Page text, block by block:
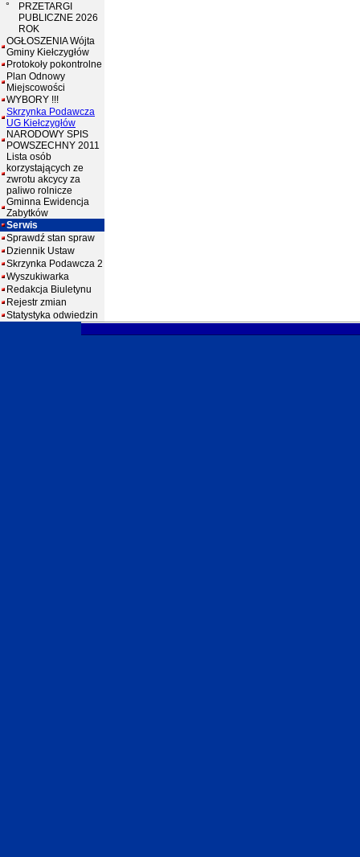
°
PRZETARGI
PUBLICZNE 2026
ROK
OGŁOSZENIA Wójta
Gminy Kiełczygłów
Protokoły pokontrolne
Plan Odnowy
Miejscowości
WYBORY !!!
Skrzynka Podawcza
UG Kiełczygłów
NARODOWY SPIS
POWSZECHNY 2011
Lista osób
korzystających ze
zwrotu akcycy za
paliwo rolnicze
Gminna Ewidencja
Zabytków
Serwis
Sprawdź stan spraw
Dziennik Ustaw
Skrzynka Podawcza 2
Wyszukiwarka
Redakcja Biuletynu
Rejestr zmian
Statystyka odwiedzin